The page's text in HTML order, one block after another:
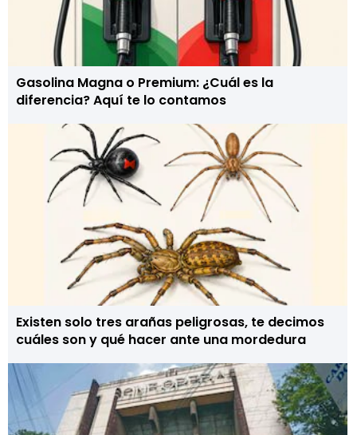
Gasolina Magna o Premium: ¿Cuál es la
diferencia? Aquí te lo contamos
Existen solo tres arañas peligrosas, te decimos
cuáles son y qué hacer ante una mordedura